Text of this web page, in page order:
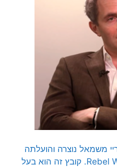
משמאל נוצרה והועלתה
לויקיפדיה על ידי Rebel Wisdom. קובץ זה הוא בעל